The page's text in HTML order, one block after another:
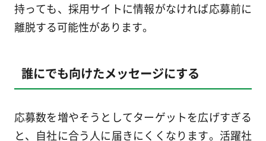
持っても、採用サイトに情報がなければ応募前に
離脱する可能性があります。
誰にでも向けたメッセージにする
応募数を増やそうとしてターゲットを広げすぎる
と、自社に合う人に届きにくくなります。活躍社